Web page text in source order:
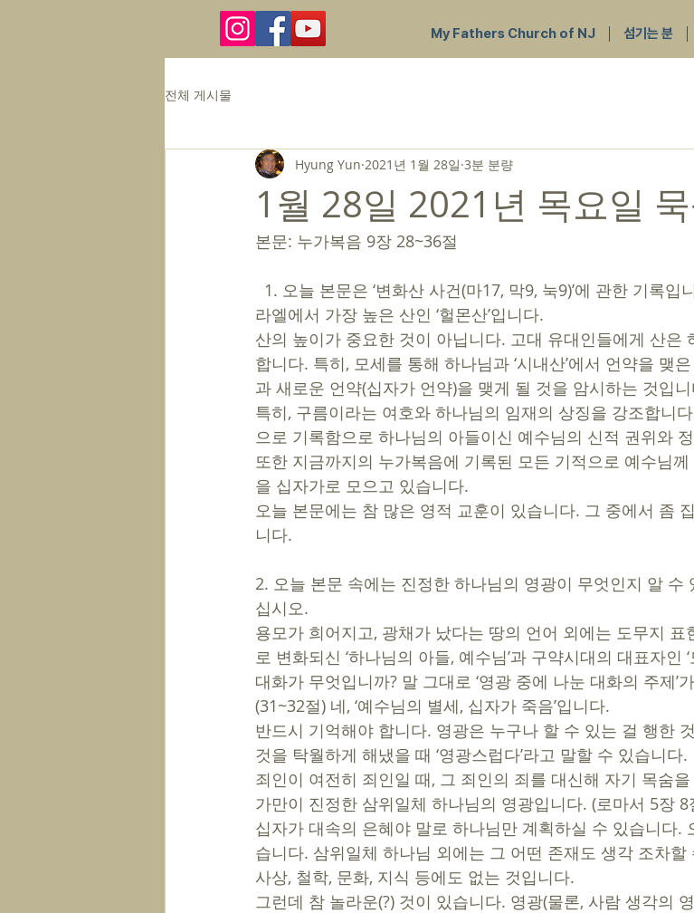
My Fathers Church of NJ 섬기는 분
전체 게시물
1월 28일 2021년 목요일
Hyung Yun 2021년 1월 28일 3분 분량
본문: 누가복음 9장 28~36절
라엘에서 가장 높은 산인 ‘헐몬산’입니다.
산의 높이가 중요한 것이 아닙니다. 고대 유대인들에게 산은
합니다. 특히, 모세를 통해 하나님과 ‘시내산’에서 언약을 맺
과 새로운 언약(십자가 언약)을 맺게 될 것을 암시하는 것입
특히, 구름이라는 여호와 하나님의 임재의 상징을 강조합니
으로 기록함으로 하나님의 아들이신 예수님의 신적 권위와
또한 지금까지의 누가복음에 기록된 모든 기적으로 예수님
을 십자가로 모으고 있습니다.
오늘 본문에는 참 많은 영적 교훈이 있습니다. 그 중에서 좀
니다.
2. 오늘 본문 속에는 진정한 하나님의 영광이 무엇인지 알 수
십시오.
용모가 희어지고, 광채가 났다는 땅의 언어 외에는 도무지
로 변화되신 ‘하나님의 아들, 예수님’과 구약시대의 대표자인 ‘
대화가 무엇입니까? 말 그대로 ‘영광 중에 나눈 대화의 주제’
(31~32절) 네, ‘예수님의 별세, 십자가 죽음’입니다.
반드시 기억해야 합니다. 영광은 누구나 할 수 있는 걸 행한
것을 탁월하게 해냈을 때 ‘영광스럽다’라고 말할 수 있습니다.
죄인이 여전히 죄인일 때, 그 죄인의 죄를 대신해 자기 목숨
가만이 진정한 삼위일체 하나님의 영광입니다. (로마서 5장 8
십자가 대속의 은혜야 말로 하나님만 계획하실 수 있습니다.
습니다. 삼위일체 하나님 외에는 그 어떤 존재도 생각 조차
사상, 철학, 문화, 지식 등에도 없는 것입니다.
그런데 참 놀라운(?) 것이 있습니다. 영광(물론, 사람 생각의